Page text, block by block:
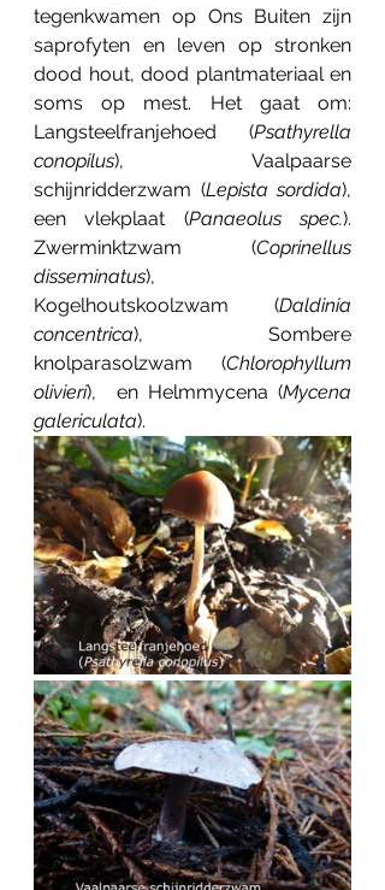
tegenkwamen op Ons Buiten zijn
saprofyten en leven op stronken
dood hout, dood plantmateriaal en
soms op mest. Het gaat om:
Langsteelfranjehoed (Psathyrella
conopilus), Vaalpaarse
schijnridderzwam (Lepista sordida),
een vlekplaat (Panaeolus spec.).
Zwerminktzwam (Coprinellus
disseminatus),
Kogelhoutskoolzwam (Daldinia
concentrica),  Sombere
knolparasolzwam (Chlorophyllum
olivieri),  en Helmmycena (Mycena
galericulata).